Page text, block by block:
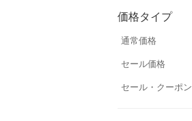
価格タイプ
通常価格
セール価格
セール・クーポン